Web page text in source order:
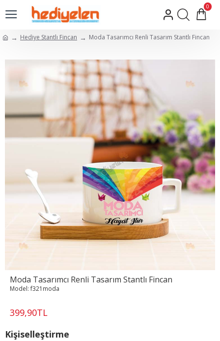
0
Hediye Stantlı Fincan Moda Tasarımcı Renli Tasarım Stantlı Fincan
Moda Tasarımcı Renli Tasarım Stantlı Fincan
399,90TL
Model: f321moda
Kişiselleştirme